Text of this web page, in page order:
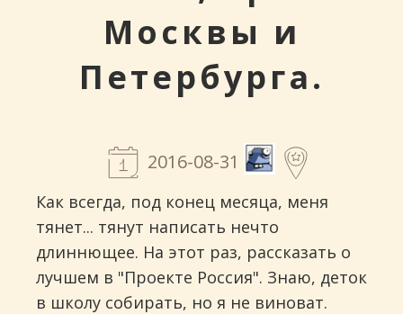
Москвы и
Петербурга.
2016-08-31
Как всегда, под конец месяца, меня
тянет... тянут написать нечто
длиннющее. На этот раз, рассказать о
лучшем в "Проекте Россия". Знаю, деток
в школу собирать, но я не виноват.